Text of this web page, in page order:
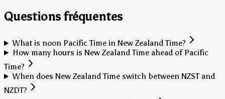
Questions fréquentes
What is noon Pacific Time in New Zealand Time?
How many hours is New Zealand Time ahead of Pacific
Time?
When does New Zealand Time switch between NZST and
NZDT?